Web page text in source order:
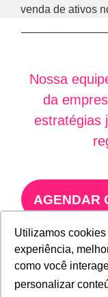
Utilizamos
experiência,
como você
personalizar
venda de ativos
Nossa
da
estratégias
AGENDAR